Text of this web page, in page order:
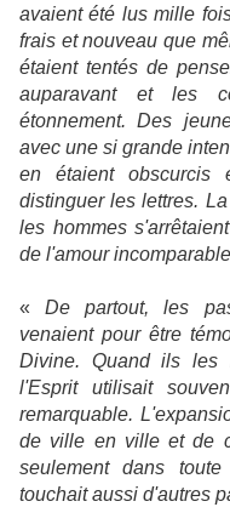
avaient été lus mille
frais et nouveau que
étaient tentés de
auparavant et les
étonnement. Des
avec une si grande
en étaient
distinguer les lettres.
les hommes
de l'amour
«De partout, les
venaient pour être
Divine. Quand ils les
l'Esprit utilisait
remarquable.
de ville en ville et de
seulement dans
touchait aussi d'autres